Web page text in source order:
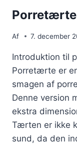
Porretærte
Af 7. december
Introduktion til
Porretærte er
smagen af
Denne version
ekstra
Tærten er ikke
sund, da den